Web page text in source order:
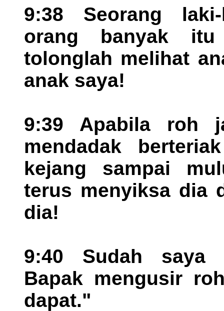
9:38 Seorang
orang banyak
tolonglah melihat
anak saya!
9:39 Apabila roh
mendadak
kejang sampai
terus menyiksa dia
dia!
9:40 Sudah saya
Bapak mengusir
dapat."